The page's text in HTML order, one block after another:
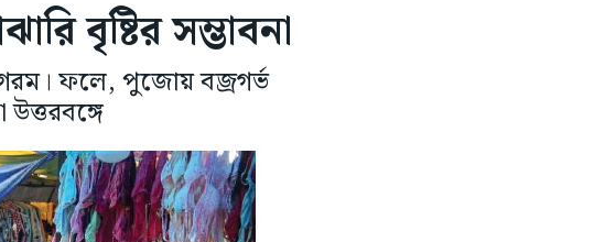
বৃষ্টির সম্ভাবনা
ফলে, পুজোয় বজ্রগর্ভ
উত্তরবঙ্গে